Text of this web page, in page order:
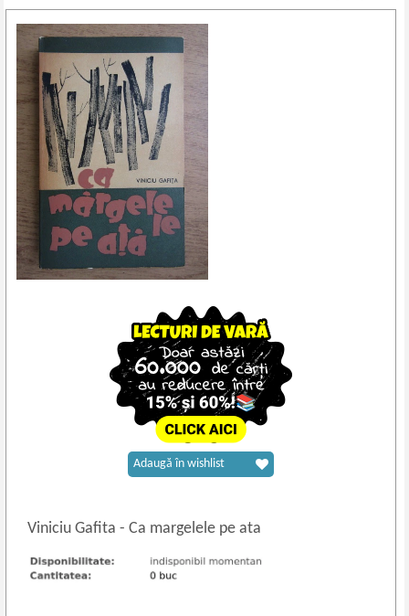
Viniciu Gafita- Ca margelele pe ata
Adaugă în wishlist